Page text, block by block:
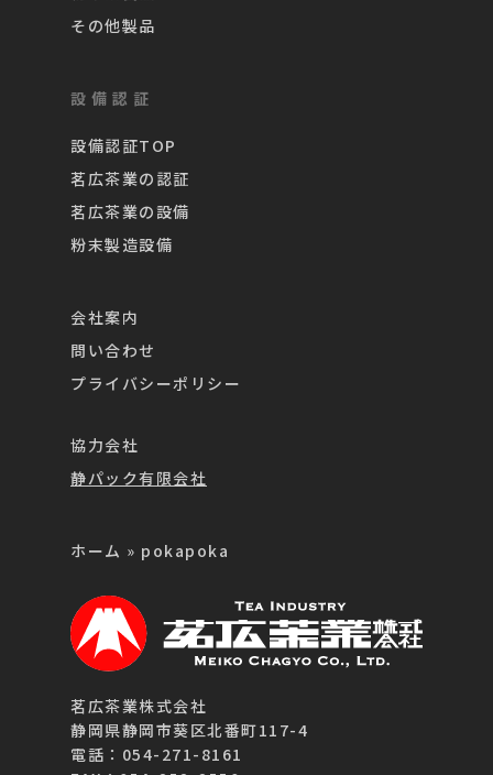
その他製品
設備認証
設備認証TOP
茗広茶業の認証
茗広茶業の設備
粉末製造設備
会社案内
問い合わせ
プライバシーポリシー
協力会社
静パック有限会社
ホーム » pokapoka
茗広茶業株式会社
静岡県静岡市葵区北番町117-4
電話：054-271-8161